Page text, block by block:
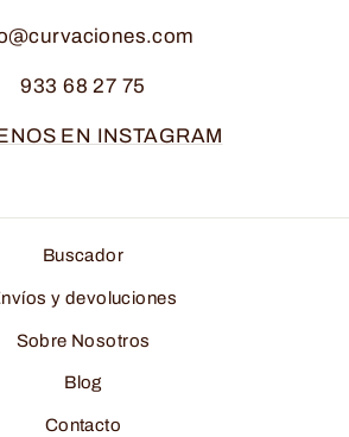
933 68 27 75
EN INSTAGRAM
Buscador
y devoluciones
Sobre Nosotros
Blog
Contacto